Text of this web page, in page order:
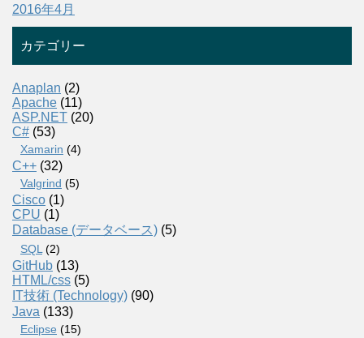
2016年4月
カテゴリー
Anaplan (2)
Apache (11)
ASP.NET (20)
C# (53)
Xamarin (4)
C++ (32)
Valgrind (5)
Cisco (1)
CPU (1)
Database (データベース) (5)
SQL (2)
GitHub (13)
HTML/css (5)
IT技術 (Technology) (90)
Java (133)
Eclipse (15)